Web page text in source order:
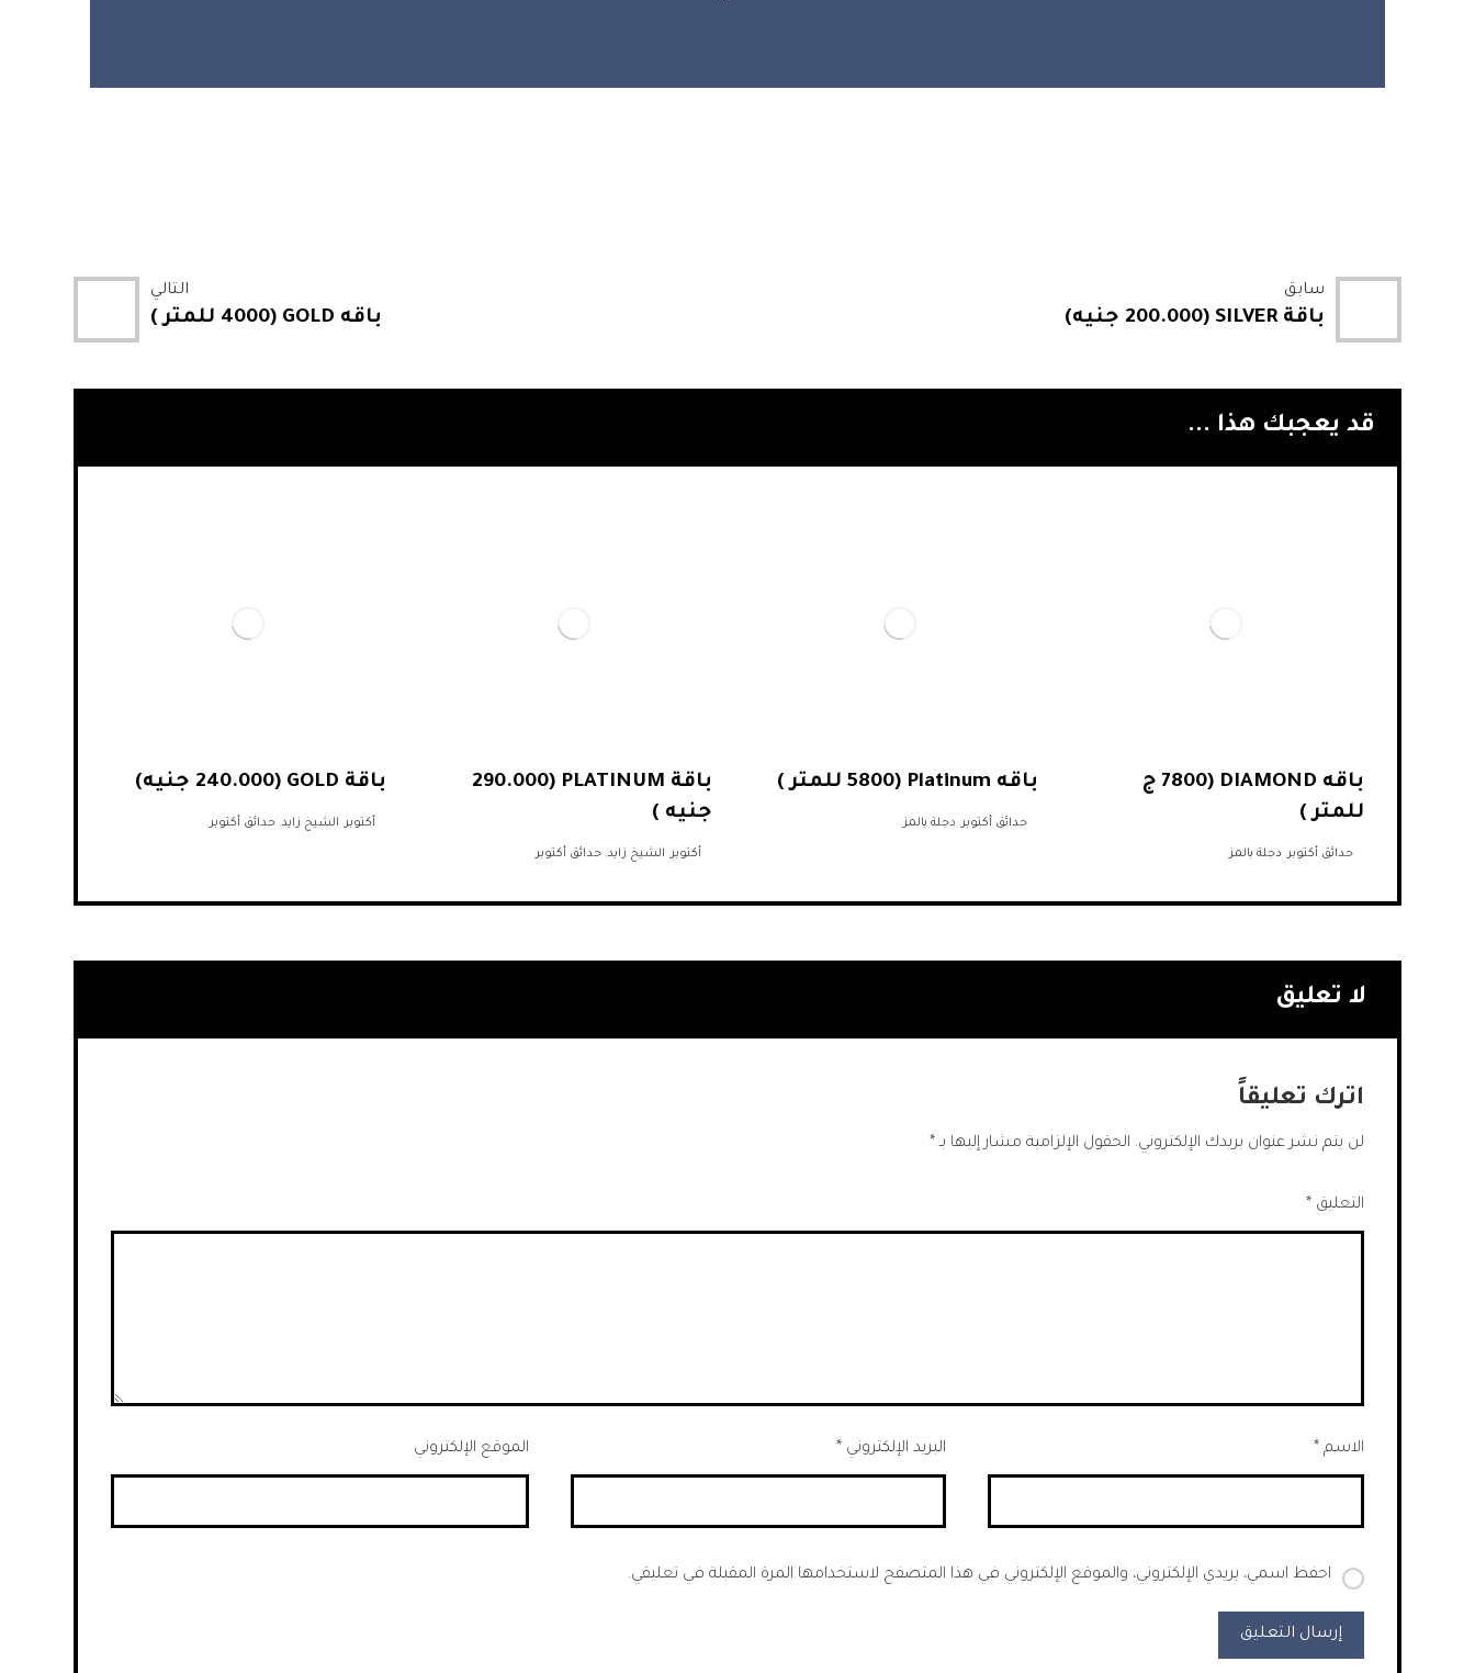
سابق
باقة SILVER (200.000 جنيه)
التالي
باقه GOLD (4000 للمتر )
قد يعجبك هذا ...
باقه DIAMOND (7800 ج
للمتر )
حدائق أكتوبر, دجلة بالمز
باقه Platinum (5800 للمتر )
حدائق أكتوبر, دجلة بالمز
باقة PLATINUM (290.000
جنيه )
أكتوبر, الشيخ زايد, حدائق أكتوبر
باقة GOLD (240.000 جنيه)
أكتوبر, الشيخ زايد, حدائق أكتوبر
لا تعليق
اترك تعليقاً
لن يتم نشر عنوان بريدك الإلكتروني. الحقول الإلزامية مشار إليها بـ*
التعليق*
الاسم* البريد الإلكتروني * الموقع الإلكتروني
احفظ اسمي، بريدي الإلكتروني، والموقع الإلكتروني في هذا المتصفح لاستخدامها المرة المقبلة في تعليقي.